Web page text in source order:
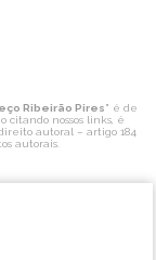
Ribeirão Pires" é de
citando nossos links, é
autoral – artigo 184
autorais.